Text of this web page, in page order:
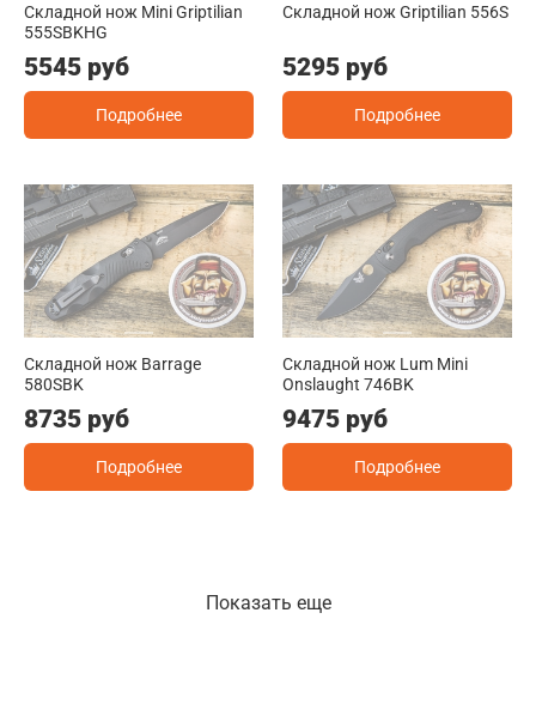
Складной нож Mini Griptilian
555SBKHG
5545 руб
Подробнее
Складной нож Griptilian 556S
5295 руб
Подробнее
Складной нож Barrage
580SBK
8735 руб
Подробнее
Складной нож Lum Mini
Onslaught 746BK
9475 руб
Подробнее
Показать еще